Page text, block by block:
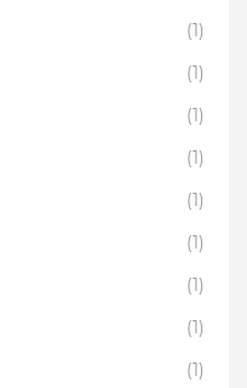
(1)
(1)
(1)
(1)
(1)
(1)
(1)
(1)
(1)